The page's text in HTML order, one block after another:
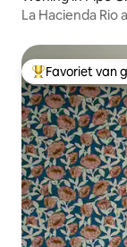
La Hacienda Rio
Topfavoriet
Favoriet van